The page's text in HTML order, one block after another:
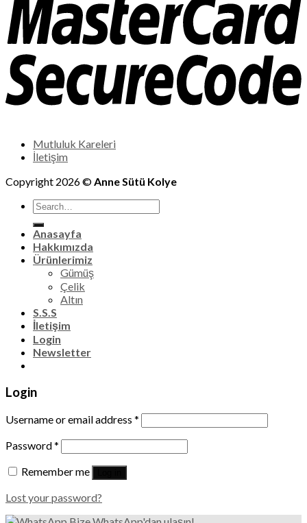
Mutluluk Kareleri
İletişim
Copyright 2026 ©Anne Sütü Kolye
Search
for:
Anasayfa
Hakkımızda
Ürünlerimiz
Gümüş
Çelik
Altın
S.S.S
İletişim
Login
Newsletter
Login
Username or email address *
Password*
Remember me
Lost your password?